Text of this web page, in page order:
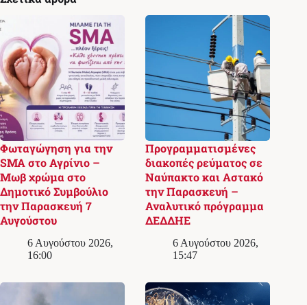
Φωταγώγηση για την
SMA στο Αγρίνιο –
Μωβ χρώμα στο
Δημοτικό Συμβούλιο
την Παρασκευή 7
Αυγούστου
6 Αυγούστου 2026,
16:00
Προγραμματισμένες
διακοπές ρεύματος σε
Ναύπακτο και Αστακό
την Παρασκευή –
Αναλυτικό πρόγραμμα
ΔΕΔΔΗΕ
6 Αυγούστου 2026,
15:47